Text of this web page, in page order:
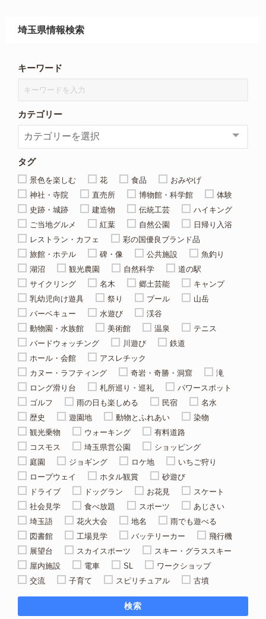
埼玉県情報検索
キーワード
カテゴリー
タグ
景色を楽しむ 花 食品
おみやげ
神社・寺院
直売所 博物館・科学館
体験
史跡・城跡
建造物 伝統工芸
ハイキング
ご当地グルメ
紅葉 自然公園
日帰り入浴
レストラン・カフェ
彩の国優良ブランド品
旅館・ホテル
碑・像 公共施設
魚釣り
湖沼
観光農園 自然科学
道の駅
サイクリング
名木 郷土芸能
キャンプ
乳幼児向け遊具
祭り プール
山岳
バーベキュー
水遊び
渓谷
動物園・水族館
美術館 温泉
テニス
バードウォッチング
川遊び
鉄道
ホール・会館
アスレチック
カヌー・ラフティング
奇岩・奇勝・洞窟
滝
ロング滑り台
札所巡り・巡礼
パワースポット
ゴルフ
雨の日も楽しめる 民宿
名水
歴史
遊園地 動物とふれあい
染物
観光乗物
ウォーキング
有料道路
コスモス
埼玉県営公園
ショッピング
庭園
ジョギング ロケ地
いちご狩り
ロープウェイ
ホタル観賞
砂遊び
ドライブ
ドッグラン お花見
スケート
社会見学
食べ放題 スポーツ
あじさい
埼玉語
花火大会 地名
雨でも遊べる
図書館
工場見学 バッテリーカー
飛行機
展望台
スカイスポーツ
スキー・グラススキー
屋内施設
電車 SL
ワークショップ
交流
子育て スピリチュアル 古墳
検索